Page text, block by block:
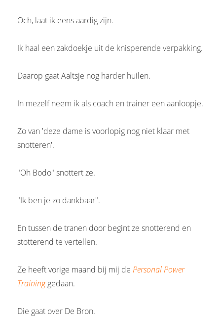
Och, laat ik eens aardig zijn.
Ik haal een zakdoekje uit de knisperende verpakking.
Daarop gaat Aaltsje nog harder huilen.
In mezelf neem ik als coach en trainer een aanloopje.
Zo van 'deze dame is voorlopig nog niet klaar met
snotteren'.
"Oh Bodo" snottert ze.
"Ik ben je zo dankbaar".
En tussen de tranen door begint ze snotterend en
stotterend te vertellen.
Ze heeft vorige maand bij mij de Personal Power
Traininggedaan.
Die gaat over De Bron.